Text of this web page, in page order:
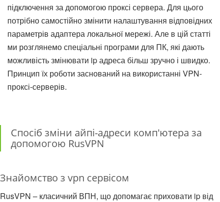
підключення за допомогою проксі сервера. Для цього
потрібно самостійно змінити налаштування відповідних
параметрів адаптера локальної мережі. Але в цій статті
ми розглянемо спеціальні програми для ПК, які дають
можливість змінювати ip адреса більш зручно і швидко.
Принцип їх роботи заснований на використанні VPN-
проксі-серверів.
Спосіб зміни айпі-адреси комп'ютера за
допомогою RusVPN
Знайомство з vpn сервісом
RusVPN – класичний ВПН, що допомагає приховати ip від